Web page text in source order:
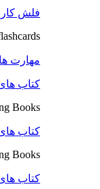
فلش
مهارت
کتاب
Books
کتاب
Books
کتاب